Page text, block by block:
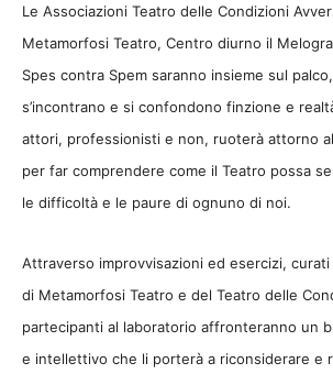
Le Associazioni Teatro delle Condizioni
Metamorfosi Teatro, Centro diurno il
Spes contra Spem saranno insieme sul
s’incontrano e si confondono finzione e
attori, professionisti e non, ruoterà attorno
per far comprendere come il Teatro possa
le difficoltà e le paure di ognuno di noi.
Attraverso improvvisazioni ed esercizi,
di Metamorfosi Teatro e del Teatro delle
partecipanti al laboratorio affronteranno un
e intellettivo che li porterà a riconsiderare e